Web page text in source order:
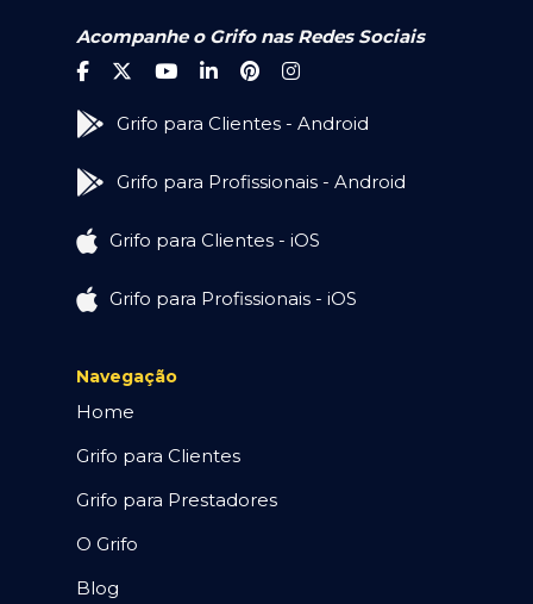
Acompanhe o Grifo nas Redes Sociais
Grifo para Clientes - Android
Grifo para Profissionais - Android
Grifo para Clientes - iOS
Grifo para Profissionais - iOS
Navegação
Home
Grifo para Clientes
Grifo para Prestadores
O Grifo
Blog